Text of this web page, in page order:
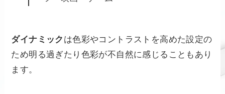
ダイナミック は色彩やコントラストを高めた設定の
ため明る過ぎたり色彩が不自然に感じることもあり
ます。